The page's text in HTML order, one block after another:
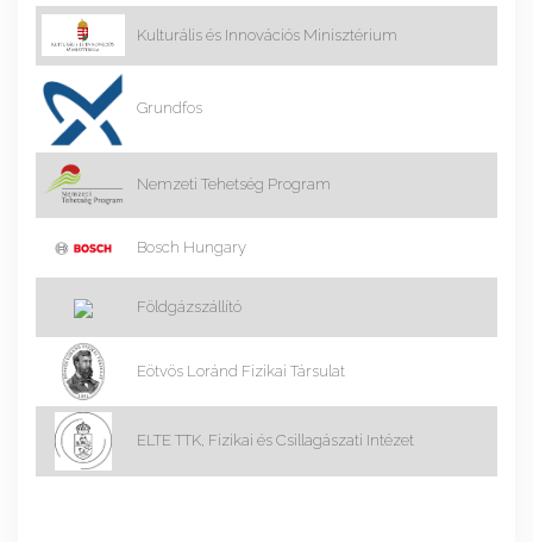
Kulturális és Innovációs Minisztérium
Grundfos
Nemzeti Tehetség Program
Bosch Hungary
Földgázszállító
Eötvös Loránd Fizikai Társulat
ELTE TTK, Fizikai és Csillagászati Intézet